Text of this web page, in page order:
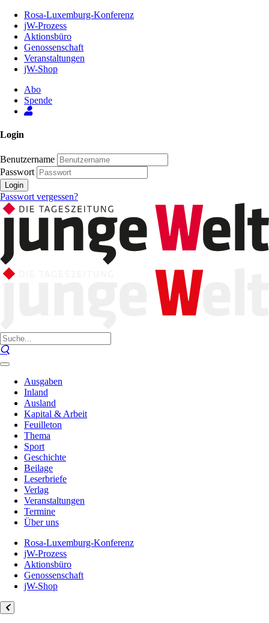
Inhalt
Seite
Rosa-Luxemburg-Konferenz
jW-Prozess
Aktionsbüro
Genossenschaft
Veranstaltungen
jW-Shop
Abo
Spende
Login
Benutzername
Passwort
Login
Passwort vergessen?
Ausgaben
Inland
Ausland
Kapital & Arbeit
Feuilleton
Thema
Sport
Geschichte
Beilage
Leserbriefe
Verlag
Veranstaltungen
Termine
Über uns
Rosa-Luxemburg-Konferenz
jW-Prozess
Aktionsbüro
Genossenschaft
jW-Shop